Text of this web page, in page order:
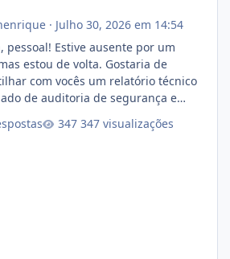
· Julho 30, 2026 em 14:54
pessoal! Estive ausente por um
estou de volta. Gostaria de
com vocês um relatório técnico
de auditoria de segurança e
em circulação e comercialização
347 visualizações